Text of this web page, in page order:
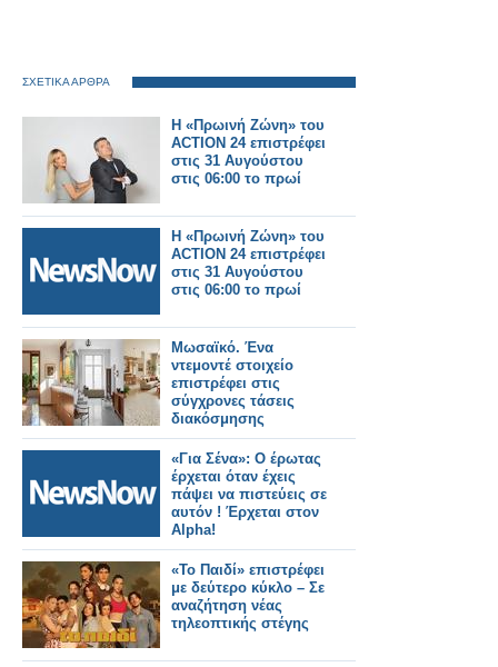
ΣΧΕΤΙΚΑ ΑΡΘΡΑ
Η «Πρωινή Ζώνη» του
ACTION 24 επιστρέφει
στις 31 Αυγούστου
στις 06:00 το πρωί
Η «Πρωινή Ζώνη» του
ACTION 24 επιστρέφει
στις 31 Αυγούστου
στις 06:00 το πρωί
Μωσαϊκό. Ένα
ντεμοντέ στοιχείο
επιστρέφει στις
σύγχρονες τάσεις
διακόσμησης
«Για Σένα»: Ο έρωτας
έρχεται όταν έχεις
πάψει να πιστεύεις σε
αυτόν ! Έρχεται στον
Alpha!
«Το Παιδί» επιστρέφει
με δεύτερο κύκλο – Σε
αναζήτηση νέας
τηλεοπτικής στέγης